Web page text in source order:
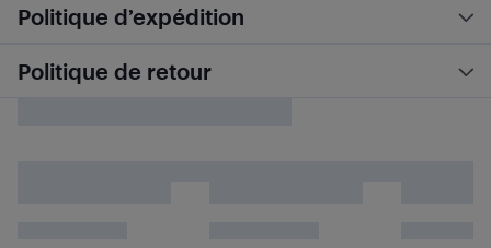
Politique d’expédition
Politique de retour